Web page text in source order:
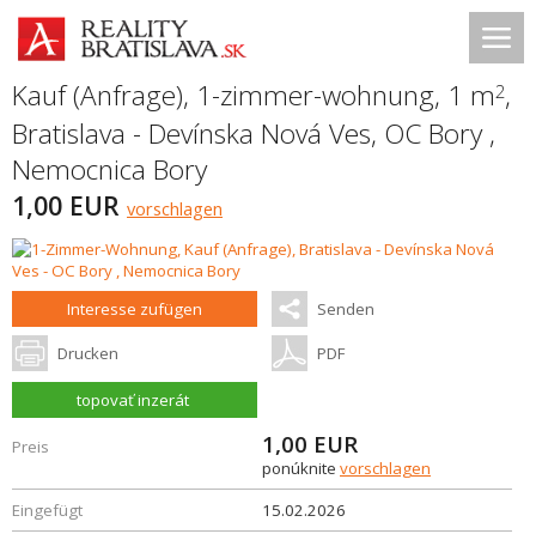
Kauf (Anfrage), 1-zimmer-wohnung, 1 m2,
Bratislava - Devínska Nová Ves, OC Bory ,
Nemocnica Bory
1,00 EUR vorschlagen
Interesse zufügen Senden
Drucken PDF
topovať inzerát
Preis 1,00 EUR
ponúknite vorschlagen
Eingefügt
15.02.2026